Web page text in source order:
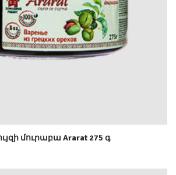
մուրաբա Ararat 275 գ